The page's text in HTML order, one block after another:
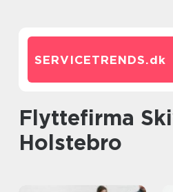
SERVICETRENDS.dk
Flyttefirma Skive -
Holstebro